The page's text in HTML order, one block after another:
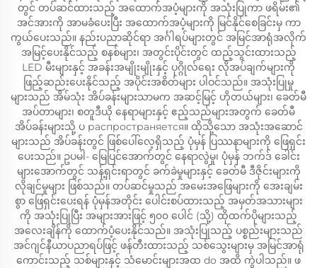
တွင် တပ်ဆင်ထားသည့် အထောက်အပံ့များကို အသုံးပြုကာ ဖရိမ်း၏
အင်အားကို အာမခံပေးပြီး အထောက်အပံ့များကို မြင်နိုင်စေခြင်းမှ ကာ
ကွယ်ပေးသည်။ နည်းပညာဆိုင်ရာ အင်္ဂါရပ်များတွင် အမြင်အာရုံအလိုက်
အမြင့်ပေးနိုင်သည့် စနစ်များ၊ အတွင်းပိုင်းတွင် ထည့်သွင်းထားသည့်
LED မီးများနှင့် အခန်းအမျိုးမျိုးနှင့် ပုဂ္ဂိုလ်ရေး လိုအပ်ချက်များကို
ဖြည့်ဆည်းပေးနိုင်သည့် အပိုင်းအစိတ်များ ပါဝင်သည်။ အသုံးပြုမှု
များသည် အိမ်သုံး အိပ်ခန်းများသာမက အဆင့်မြင့် ဟိုတယ်များ၊ ခေတ်မီ
အပ်တာများ၊ စတူဒီယို နေရာများနှင့် ဧည့်သည်များအတွက် ခေတ်မီ
အိပ်ခန်းများသို့ ပ распространяется။ ထိုသို့သော အသုံးအဆောင်
များသည် အိပ်ခန်းတွင် ဖြစ်ပေါ်လေ့ရှိသည့် ပုံမှန် ပြဿနာများကို ဖြေရှင်း
ပေးသည်။ ဥပမါ- မြေပြင်အောက်တွင် နေရာလွဲမှု၊ ပုံမှန် ဘက်ဒ် ခေါင်း
များအောက်တွင် သန့်ရှင်းရာတွင် ခက်ခဲမှုများနှင့် ခေတ်မီ ဒီဇိုင်းများကို
လိုချင်မှုများ ဖြစ်သည်။ တပ်ဆင်မှုသည် အမေးအဖြေများကို အေးချမ်း
စွာ ဖြေရှင်းပေးရန် ပုံမှန်အတိုင်း ပေါင်းစပ်ထားသည့် အမှတ်အသားများ
ကို အသုံးပြုပြီး အများအားဖြင့် ၅၀၀ ပေါင် (သို့) ထိုထက်ပိုများသည့်
အလေးချိန်ကို ထောက်ပံ့ပေးနိုင်သည်။ အသုံးပြုသည့် ပစ္စည်းများသည်
အင်ဂျင်နီယာပညာရပ်ဖြင့် ဖန်တီးထားသည့် သစ်သွေးများမှ အမြင်အာရုံ
ကောင်းသည့် သစ်များနှင့် သံမောင်းများအထ do အထိ ကွဲပါသည်။ ဖ